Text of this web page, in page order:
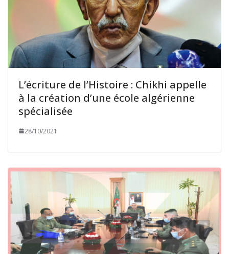
L’écriture de l’Histoire : Chikhi appelle
à la création d’une école algérienne
spécialisée
28/10/2021